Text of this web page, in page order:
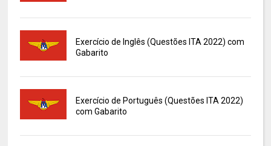
Exercício de Inglês (Questões ITA 2022) com
Gabarito
Exercício de Português (Questões ITA 2022)
com Gabarito